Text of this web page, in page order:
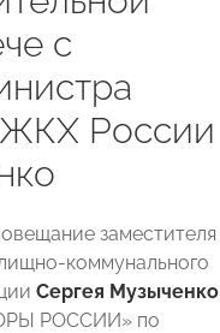
с
ЖКХ России
заместителя
коммунального
Сергея Музыченко
РОССИИ» по